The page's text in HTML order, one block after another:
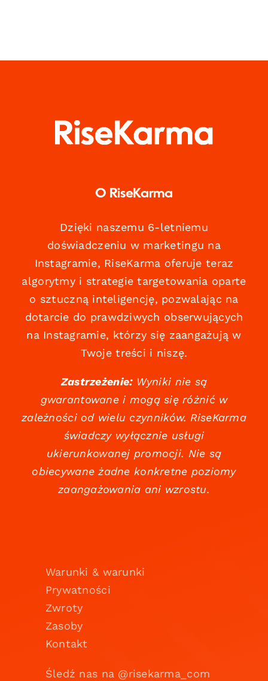
O RiseKarma
Dzięki naszemu 6-letniemu
doświadczeniu w marketingu na
Instagramie, RiseKarma oferuje teraz
algorytmy i strategie targetowania oparte
o sztuczną inteligencję, pozwalając na
dotarcie do prawdziwych obserwujących
na Instagramie, którzy się zaangażują w
Twoje treści i niszę.
Zastrzeżenie:Wyniki nie są
gwarantowane i mogą się różnić w
zależności od wielu czynników. RiseKarma
świadczy wyłącznie usługi
ukierunkowanej promocji. Nie są
obiecywane żadne konkretne poziomy
zaangażowania ani wzrostu.
Warunki & warunki
Prywatności
Zwroty
Zasoby
Kontakt
Śledź nas na @risekarma_com